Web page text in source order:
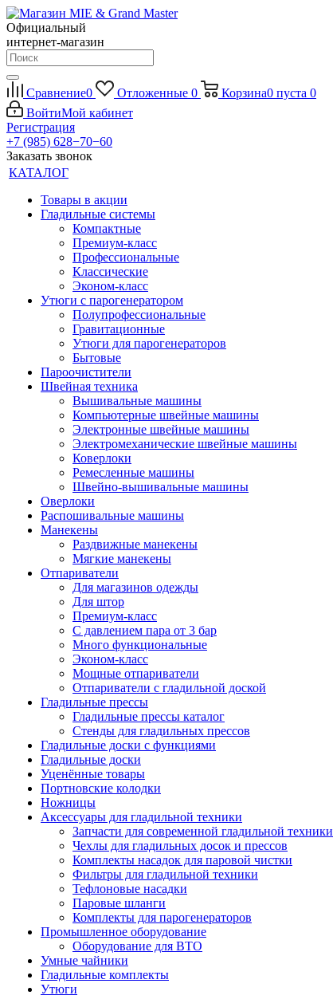
Официальный
интернет-магазин
Сравнение0 Отложенные 0 Корзина0 пуста 0
ВойтиМой кабинет
Регистрация
+7 (985) 628−70−60
Заказать звонок
КАТАЛОГ
Товары в акции
Гладильные системы
Компактные
Премиум-класс
Профессиональные
Классические
Эконом-класс
Утюги с парогенератором
Полупрофессиональные
Гравитационные
Утюги для парогенераторов
Бытовые
Пароочистители
Швейная техника
Вышивальные машины
Компьютерные швейные машины
Электронные швейные машины
Электромеханические швейные машины
Коверлоки
Ремесленные машины
Швейно-вышивальные машины
Оверлоки
Распошивальные машины
Манекены
Раздвижные манекены
Мягкие манекены
Отпариватели
Для магазинов одежды
Для штор
Премиум-класс
С давлением пара от 3 бар
Много функциональные
Эконом-класс
Мощные отпариватели
Отпариватели с гладильной доской
Гладильные прессы
Гладильные прессы каталог
Стенды для гладильных прессов
Гладильные доски с функциями
Гладильные доски
Уценённые товары
Портновские колодки
Ножницы
Аксессуары для гладильной техники
Запчасти для современной гладильной техники
Чехлы для гладильных досок и прессов
Комплекты насадок для паровой чистки
Фильтры для гладильной техники
Тефлоновые насадки
Паровые шланги
Комплекты для парогенераторов
Промышленное оборудование
Оборудование для ВТО
Умные чайники
Гладильные комплекты
Утюги